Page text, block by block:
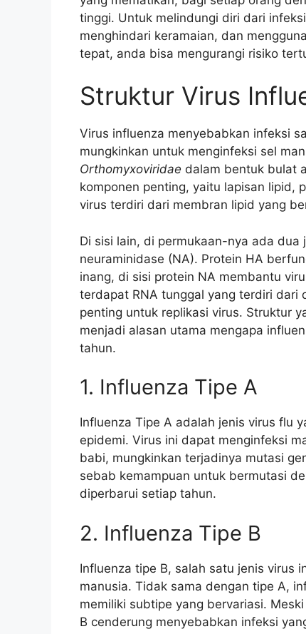
tinggi. Untuk melindungi diri dari
menghindari keramaian, dan
tepat, anda bisa mengurangi risiko
Struktur Virus
Virus influenza menyebabkan infeksi
mungkinkan untuk menginfeksi sel
Orthomyxoviridae dalam bentuk bulat
komponen penting, yaitu lapisan lipid,
virus terdiri dari membran lipid yang
Di sisi lain, di permukaan-nya ada
neuraminidase (NA). Protein HA
inang, di sisi protein NA membantu
terdapat RNA tunggal yang terdiri dari
penting untuk replikasi virus. Struktur
menjadi alasan utama mengapa
tahun.
1. Influenza Tipe A
Influenza Tipe A adalah jenis virus flu
epidemi. Virus ini dapat menginfeksi
babi, mungkinkan terjadinya mutasi
sebab kemampuan untuk bermutasi
diperbarui setiap tahun.
2. Influenza Tipe B
Influenza tipe B, salah satu jenis virus
manusia. Tidak sama dengan tipe A,
memiliki subtipe yang bervariasi.
B cenderung menyebabkan infeksi